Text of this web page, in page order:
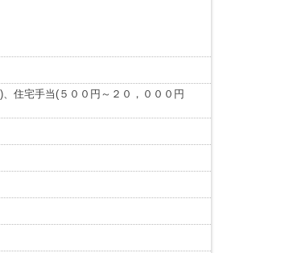
住宅手当(５００円～２０，０００円